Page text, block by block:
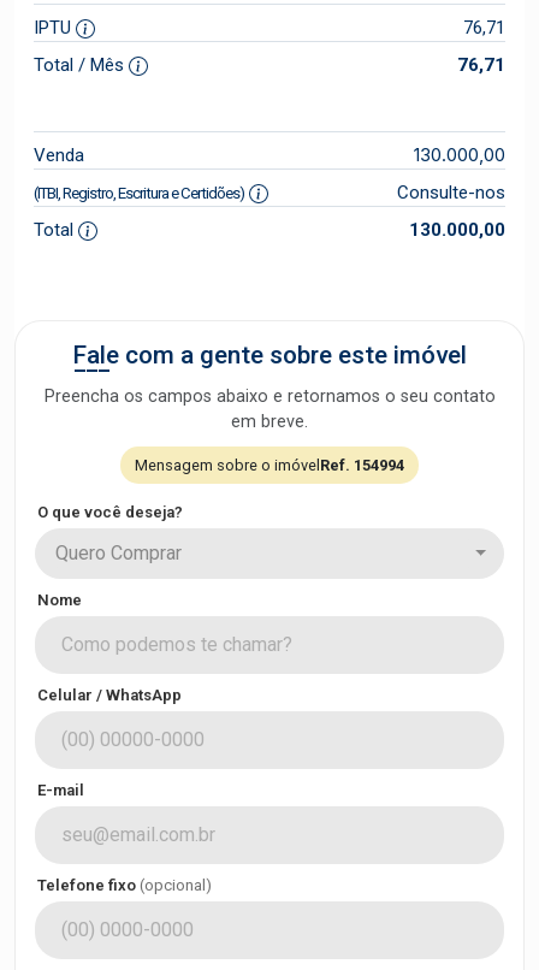
IPTU
76,71
Total / Mês
76,71
Venda 130.000,00
(ITBI, Registro, Escritura e Certidões)
Consulte-nos
Total
130.000,00
Fale com a gente sobre este imóvel
Preencha os campos abaixo e retornamos o seu contato
em breve.
Mensagem sobre o imóvel Ref. 154994
O que você deseja?
Quero Comprar
Nome
Celular / WhatsApp
E-mail
Telefone fixo (opcional)